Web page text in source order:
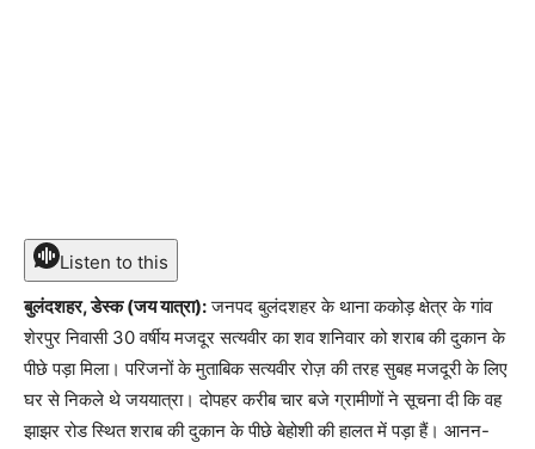
Listen to this
बुलंदशहर, डेस्क (जय यात्रा):जनपद बुलंदशहर के थाना ककोड़ क्षेत्र के गांव
शेरपुर निवासी 30 वर्षीय मजदूर सत्यवीर का शव शनिवार को शराब की दुकान के
पीछे पड़ा मिला। परिजनों के मुताबिक सत्यवीर रोज़ की तरह सुबह मजदूरी के लिए
घर से निकले थे जययात्रा। दोपहर करीब चार बजे ग्रामीणों ने सूचना दी कि वह
झाझर रोड स्थित शराब की दुकान के पीछे बेहोशी की हालत में पड़ा हैं। आनन-